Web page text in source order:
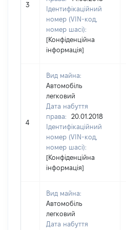
3
Ідентифікаційний
номер (VIN-код,
номер шасі):
[Конфіденційна
інформація]
4
Вид майна:
Автомобіль
легковий
Дата набуття
права:
20.01.2018
Ідентифікаційний
номер (VIN-код,
номер шасі):
[Конфіденційна
інформація]
Вид майна:
Автомобіль
легковий
Дата набуття